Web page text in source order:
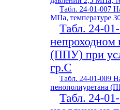
Табл. 24-01-007
МПа, температуре
Табл. 24-
непроходном
(ППУ) при
гр.С
Табл. 24-01-009
пенополиуретана
Табл. 24-